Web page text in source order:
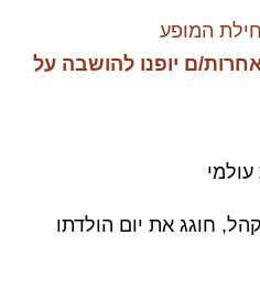
המופע
ם יופנו להושבה על
חוגג את יום הולדתו